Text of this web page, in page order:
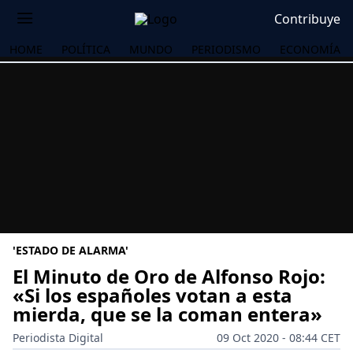
Contribuye
HOME POLÍTICA MUNDO PERIODISMO ECONOMÍA
'ESTADO DE ALARMA'
El Minuto de Oro de Alfonso Rojo:
«Si los españoles votan a esta
mierda, que se la coman entera»
Periodista Digital
09 Oct 2020 - 08:44 CET